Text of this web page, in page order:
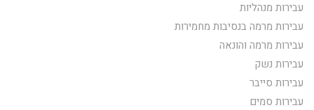
עבירות מנהליות
עבירות מרמה בנסיבות מחמירות
עבירות מרמה והונאה
עבירות נשק
עבירות סייבר
עבירות סמים